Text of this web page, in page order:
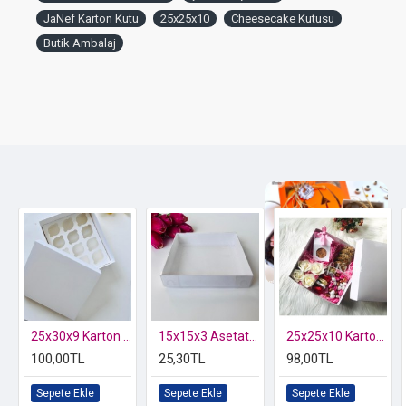
Kargo:Ücret
JaNef Karton Kutu
25x25x10
Cheesecake Kutusu
Butik Ambalaj
100,00TL
Sepete Ekle
25,30TL
Sepete Ekle
98,00TL
Sepete Ekle
Özel kutusunda 2 li Kelebek Biblo